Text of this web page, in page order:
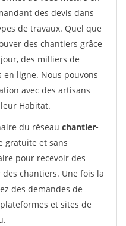
des devis dans
de travaux. Quel que
des chantiers grâce
des milliers de
ligne. Nous pouvons
avec des artisans
Habitat.
du réseau chantier-
gratuite et sans
pour recevoir des
chantiers. Une fois la
des demandes de
et sites de